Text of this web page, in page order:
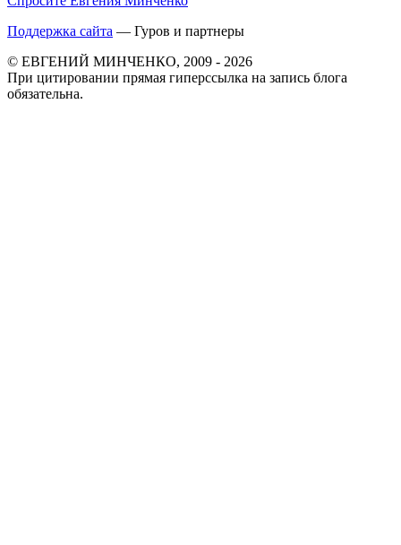
Поддержка сайта — Гуров и партнеры
© ЕВГЕНИЙ МИНЧЕНКО, 2009 - 2026
При цитировании прямая гиперссылка на запись блога
обязательна.